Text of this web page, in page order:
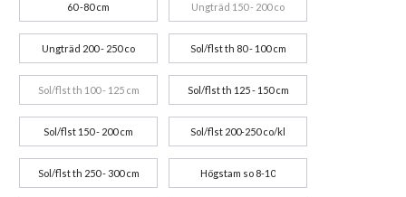
60 -80 cm Ungträd 150 - 200 co
Ungträd 200 - 250 co Sol/flst th 80 - 100 cm
Sol/flst th 100 - 125 cm Sol/flst th 125 - 150 cm
Sol/flst 150 - 200 cm Sol/flst 200-250 co/kl
Sol/flst th 250 - 300 cm Högstam so 8-10